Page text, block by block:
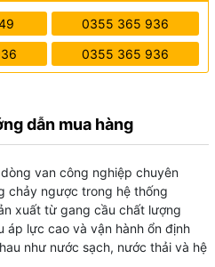
0355 365 936
0355 365 936
dẫn mua hàng
van công nghiệp chuyên
chảy ngược trong hệ thống
xuất từ gang cầu chất lượng
áp lực cao và vận hành ổn định
như nước sạch, nước thải và hệ